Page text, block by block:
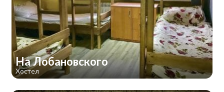
На Лобановского
Хостел